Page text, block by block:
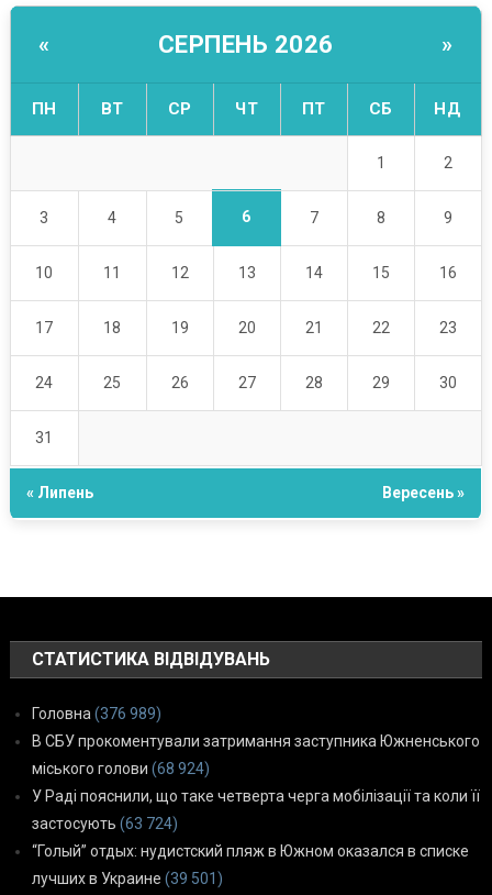
« СЕРПЕНЬ 2026 »
ПН ВТ СР ЧТ ПТ СБ НД
1 2
3 4 5 6 7 8 9
10 11 12 13 14 15 16
17 18 19 20 21 22 23
24 25 26 27 28 29 30
31
« Липень Вересень »
СТАТИСТИКА ВІДВІДУВАНЬ
Головна (376 989)
В СБУ прокоментували затримання заступника Южненського
міського голови (68 924)
У Раді пояснили, що таке четверта черга мобілізації та коли її
застосують (63 724)
“Голый” отдых: нудистский пляж в Южном оказался в списке
лучших в Украине (39 501)